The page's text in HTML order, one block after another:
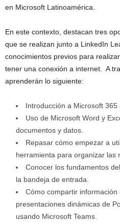
en Microsoft Latinoamérica.
En este contexto, destacan tres
que se realizan junto a LinkedIn
conocimientos previos para
tener una conexión a internet. A
aprenderán lo siguiente:
Introducción a Microsoft 365
Uso de Microsoft Word y
documentos y datos.
Repasar cómo empezar a
herramienta para organizar las
Conocer los fundamentos
la bandeja de entrada.
Cómo compartir
presentaciones dinámicas de
usando Microsoft Teams.